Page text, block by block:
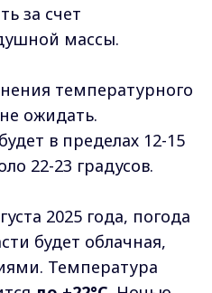
за счет
массы.
температурного
ожидать.
в пределах 12-15
22-23 градусов.
2025 года, погода
будет облачная,
Температура